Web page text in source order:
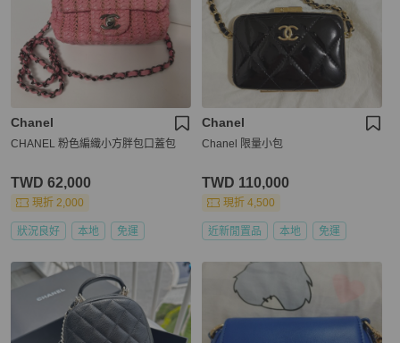
Chanel
CHANEL 粉色編織小方胖包口蓋包
TWD 62,000
現折 2,000
狀況良好 本地 免運
Chanel
Chanel 限量小包
TWD 110,000
現折 4,500
近新閒置品 本地 免運